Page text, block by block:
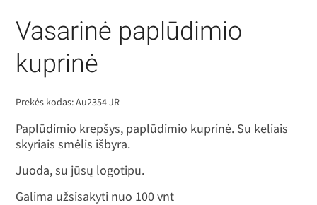
Vasarinė paplūdimio
kuprinė
Prekės kodas:Au2354 JR
Paplūdimio krepšys, paplūdimio kuprinė. Su keliais
skyriais smėlis išbyra.
Juoda, su jūsų logotipu.
Galima užsisakyti nuo 100 vnt